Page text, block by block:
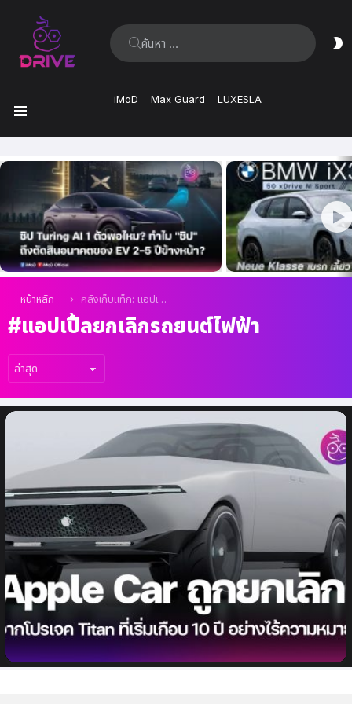
ค้นหา:
iMoD Max Guard LUXESLA
ล่าสุด
คุณอยู่ที่นี่:
หน้าหลัก คลังเก็บแท็ก: แอปเปิ้ลยกเลิกรถยนต์ไฟฟ้า
แอปเปิ้ลยกเลิกรถยนต์ไฟฟ้า
เรื่อง
แหล่งข่าวอ้างว่า Apple ยกเลิกการผลิตรถยนต์
ไฟฟ้าแล้ว